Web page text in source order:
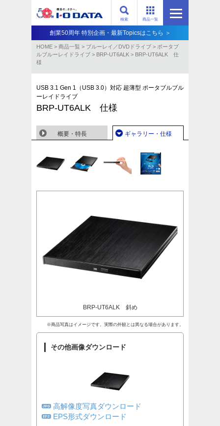
商品一覧
検索
創業50周年 特別企画・最新Topicsはこちら ＞
HOME > 商品一覧 > ブルーレイ／DVDドライブ > ポータブ
ルブルーレイドライブ > BRP-UT6ALK > BRP-UT6ALK 仕
様
USB 3.1 Gen 1（USB 3.0）対応 超薄型 ポータブルブル
ーレイドライブ
BRP-UT6ALK 仕様
概要・特長 ギャラリー・仕様
BRP-UT6ALK 斜め
※商品写真はイメージです。実際の外観とは異なる場合があります。
その他画像ダウンロード
高解像度写真ダウンロード
EPS形式ダウンロード